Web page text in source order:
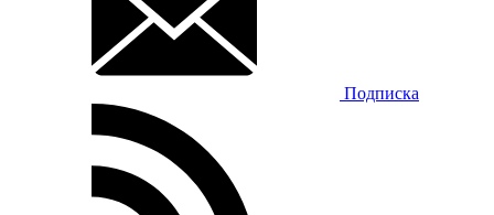
Подписка